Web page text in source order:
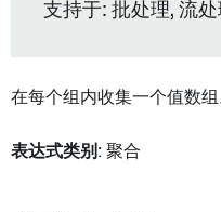
支持于: 批处理, 流处
在每个组内收集一个值数组
表达式类别 : 聚合